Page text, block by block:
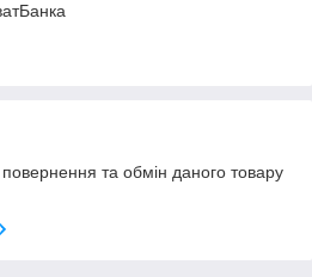
та обмін даного товару